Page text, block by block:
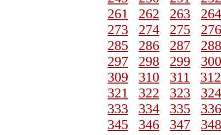
261
262 263
264
273
274 275
276
285
286 287
288
297
298 299
300
309
310 311
312
321
322 323
324
333
334 335
336
345
346 347
348